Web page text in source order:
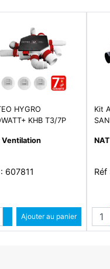
HYGRO
KHB T3/7P
Ventilation
607811
Augmenter quantité
Diminuer quantité
Ajouter au panier
Kit
Réf